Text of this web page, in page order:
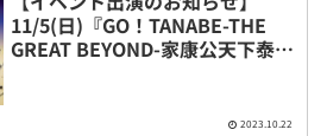
11/5(日)『GO！TANABE-THE
GREAT BEYOND-家康公天下泰平
2023.10.22